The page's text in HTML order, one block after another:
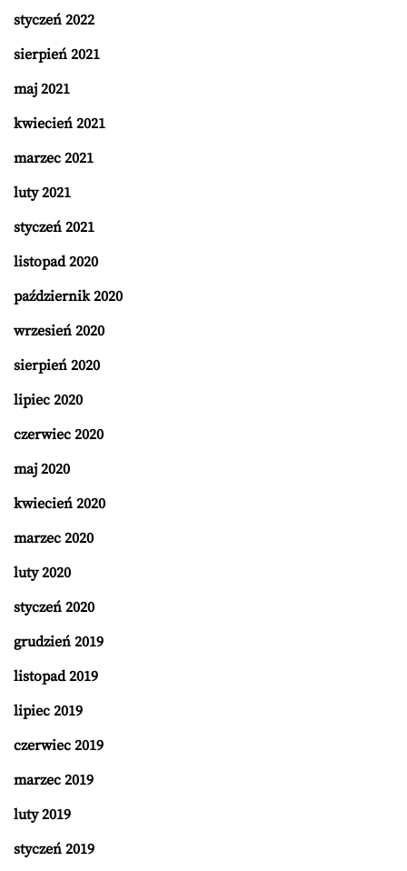
styczeń 2022
sierpień 2021
maj 2021
kwiecień 2021
marzec 2021
luty 2021
styczeń 2021
listopad 2020
październik 2020
wrzesień 2020
sierpień 2020
lipiec 2020
czerwiec 2020
maj 2020
kwiecień 2020
marzec 2020
luty 2020
styczeń 2020
grudzień 2019
listopad 2019
lipiec 2019
czerwiec 2019
marzec 2019
luty 2019
styczeń 2019